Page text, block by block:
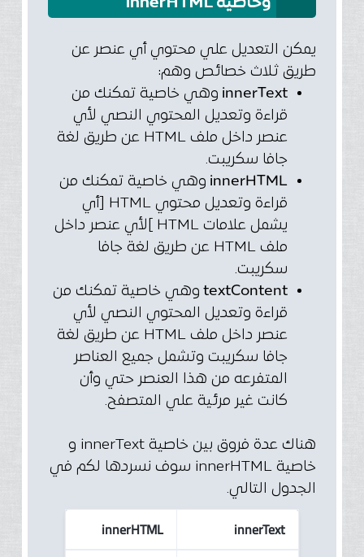
يمكن التعديل علي محتوي أي عنصر عن
طريق ثلاث خصائص وهم:
innerText وهي خاصية تمكنك من
قراءة وتعديل المحتوي النصي لأي
عنصر داخل ملف HTML عن طريق لغة
جافا سكريبت.
innerHTML وهي خاصية تمكنك من
قراءة وتعديل محتوي HTML [أي
يشمل علامات HTML ]لأي عنصر داخل
ملف HTML عن طريق لغة جافا
سكريبت.
textContent وهي خاصية تمكنك من
قراءة وتعديل المحتوي النصي لأي
عنصر داخل ملف HTML عن طريق لغة
جافا سكريبت وتشمل جميع العناصر
المتفرعه من هذا العنصر حتي وأن
كانت غير مرئية علي المتصفح.
هناك عدة فروق بين خاصية innerText و
خاصية innerHTML سوف نسردها لكم في
الجدول التالي.
innerText
innerHTML